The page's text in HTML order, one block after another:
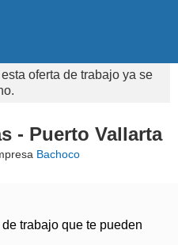
oferta de trabajo ya se
- Puerto Vallarta
Bachoco
trabajo que te pueden